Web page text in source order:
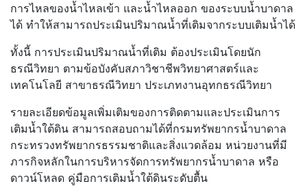
การไหลของน้ำไหลเข้า และน้ำไหลออก ของระบบน้ำบาดาล
ได้ ทำให้สามารถประเมินปริมาณน้ำที่เติมจากระบบเติมน้ำได้
ทั้งนี้ การประเมินปริมาณน้ำที่เติม ต้องประเมินโดยนัก
ธรณีวิทยา ตามข้อบังคับสภาวิชาชีพวิทยาศาสตร์และ
เทคโนโลยี สาขาธรณีวิทยา ประเภทงานอุทกธรณีวิทยา
รายละเอียดข้อมูลเพิ่มเติมของการติดตามและประเมินการ
เติมน้ำใต้ดิน สามารถสอบถามได้ที่กรมทรัพยากรน้ำบาดาล
กระทรวงทรัพยากรธรรมชาติและสิ่งแวดล้อม หน่วยงานที่มี
ภารกิจหลักในการบริหารจัดการทรัพยากรน้ำบาดาล หรือ
ดาวน์โหลด คู่มือการเติมน้ำใต้ดินระดับตื้น